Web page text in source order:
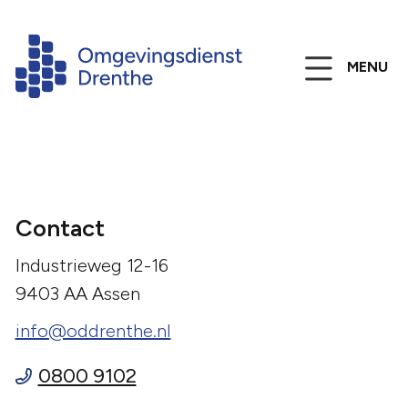
MENU
Contact
Industrieweg 12-16
9403 AA Assen
info@oddrenthe.nl
0800 9102